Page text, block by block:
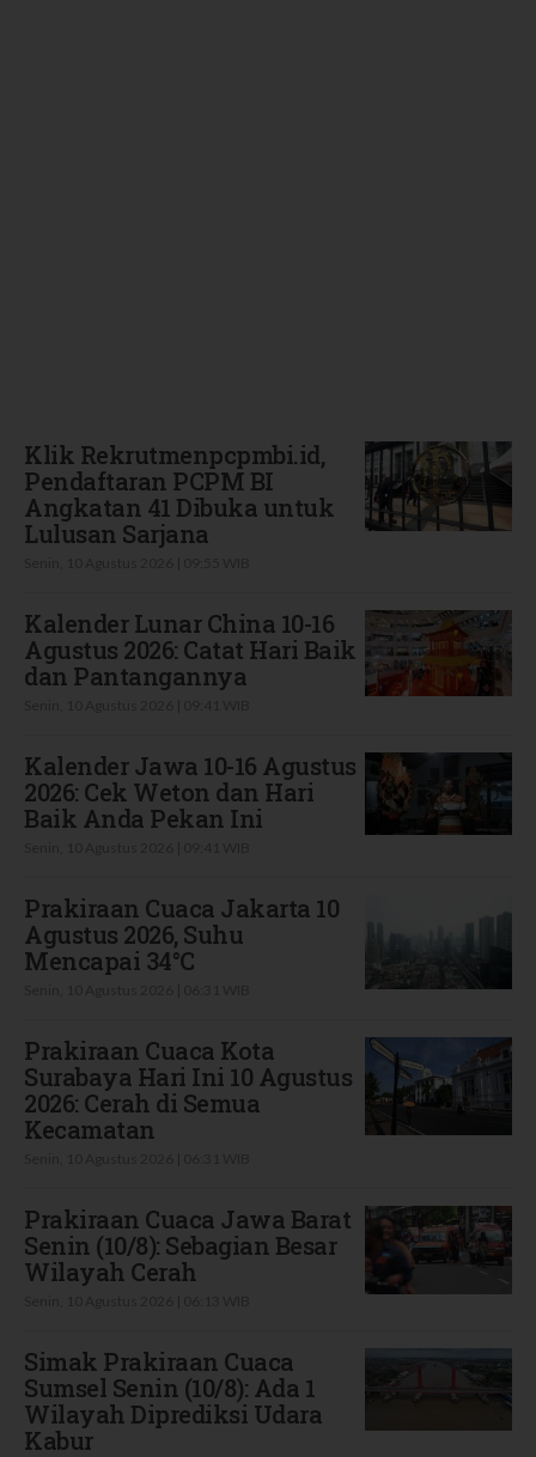
Klik Rekrutmenpcpmbi.id,
Pendaftaran PCPM BI
Angkatan 41 Dibuka untuk
Lulusan Sarjana
Kalender Lunar China 10-16
Agustus 2026: Catat Hari Baik
dan Pantangannya
Kalender Jawa 10-16 Agustus
2026: Cek Weton dan Hari
Baik Anda Pekan Ini
Prakiraan Cuaca Jakarta 10
Agustus 2026, Suhu
Mencapai 34°C
Prakiraan Cuaca Kota
Surabaya Hari Ini 10 Agustus
2026: Cerah di Semua
Kecamatan
Prakiraan Cuaca Jawa Barat
Senin (10/8): Sebagian Besar
Wilayah Cerah
Simak Prakiraan Cuaca
Sumsel Senin (10/8): Ada 1
Wilayah Diprediksi Udara
Kabur